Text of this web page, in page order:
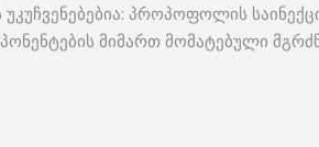
პროპოფოლის
მიმართ მომატებული